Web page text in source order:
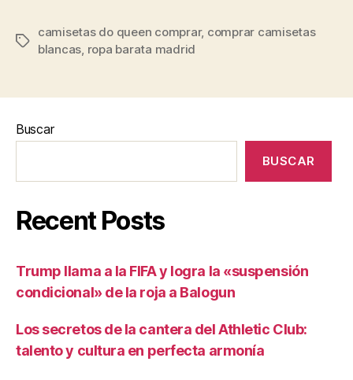
Etiquetas
camisetas do queen comprar, comprar camisetas
blancas ropa barata madrid
Buscar
BUSCAR
Recent Posts
Trump llama a la FIFA y logra la «suspensión
condicional» de la roja a Balogun
Los secretos de la cantera del Athletic Club:
talento y cultura en perfecta armonía